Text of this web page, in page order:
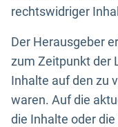
rechtswidriger
Der Herausgeber
zum Zeitpunkt der
Inhalte auf den zu
waren. Auf die
die Inhalte oder